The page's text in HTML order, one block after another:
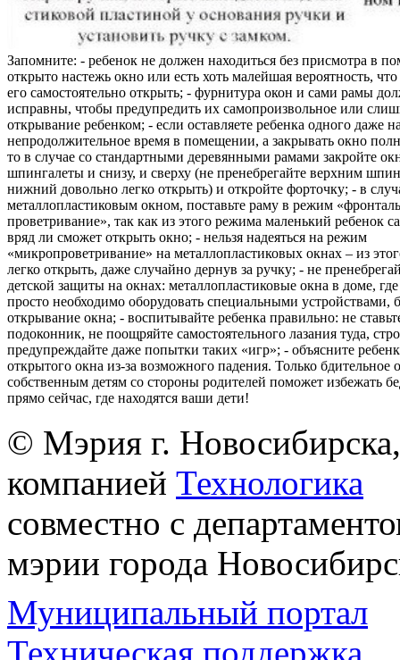
Запомните: - ребенок не должен находиться без присмотра в
открыто настежь окно или есть хоть малейшая вероятность,
его самостоятельно открыть; - фурнитура окон и сами рамы
исправны, чтобы предупредить их самопроизвольное или
открывание ребенком; - если оставляете ребенка одного даже
непродолжительное время в помещении, а закрывать окно
то в случае со стандартными деревянными рамами закройте
шпингалеты и снизу, и сверху (не пренебрегайте верхним
нижний довольно легко открыть) и откройте форточку; - в
металлопластиковым окном, поставьте раму в режим
проветривание», так как из этого режима маленький ребенок
вряд ли сможет открыть окно; - нельзя надеяться на режим
«микропроветривание» на металлопластиковых окнах – из
легко открыть, даже случайно дернув за ручку; - не
детской защиты на окнах: металлопластиковые окна в доме, где
просто необходимо оборудовать специальными
открывание окна; - воспитывайте ребенка правильно: не
подоконник, не поощряйте самостоятельного лазания туда,
предупреждайте даже попытки таких «игр»; - объясните
открытого окна из-за возможного падения. Только бдительное
собственным детям со стороны родителей поможет избежать
прямо сейчас, где находятся ваши дети!
© Мэрия г.
компанией Технологика
совместно с
мэрии города
Муниципальный портал